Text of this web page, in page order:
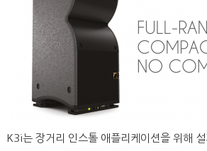
K3i는 장거리 인스톨 애플리케이션을 위해